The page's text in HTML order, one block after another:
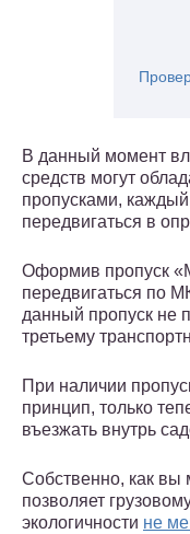
В данный момент
средств могут
пропусками,
передвигаться в
Оформив пропуск
передвигаться по
данный пропуск не
третьему
При наличии
принцип, только
въезжать внутрь
Собственно, как вы
позволяет
экологичности не